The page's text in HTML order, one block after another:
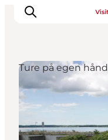
Oplevelser
For børn
Ture på egen hånd